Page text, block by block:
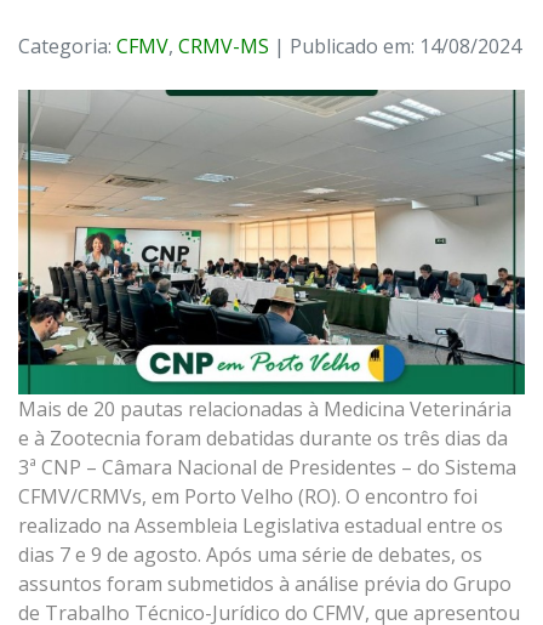
Categoria: CFMV, CRMV-MS | Publicado em: 14/08/2024
Mais de 20 pautas relacionadas à Medicina Veterinária
e à Zootecnia foram debatidas durante os três dias da
3ª CNP – Câmara Nacional de Presidentes – do Sistema
CFMV/CRMVs, em Porto Velho (RO). O encontro foi
realizado na Assembleia Legislativa estadual entre os
dias 7 e 9 de agosto. Após uma série de debates, os
assuntos foram submetidos à análise prévia do Grupo
de Trabalho Técnico-Jurídico do CFMV, que apresentou